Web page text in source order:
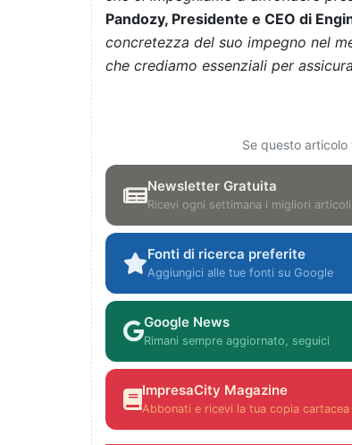
Pandozy, Presidente e CEO di
concretezza del suo impegno nel
che crediamo essenziali per
Se questo
Newsletter Gratuita
Ricevi ogni settimana i migliori articoli
Fonti di ricerca preferite
Aggiungici alle tue fonti su Google
Google News
Rimani sempre aggiornato, seguici
ImpresaCity Magazine
Abbonati e ricevi la tua copia cartacea